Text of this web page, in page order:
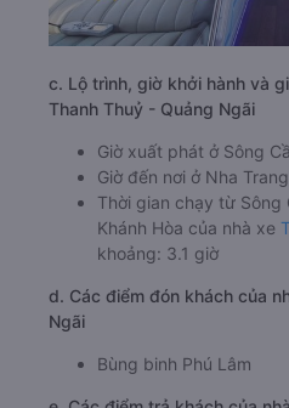
c. Lộ trình, giờ khởi hành và
Thanh Thuỷ - Quảng Ngãi
Giờ xuất phát ở Sông
Giờ đến nơi ở Nha
Thời gian chạy từ Sông
Khánh Hòa của nhà xe
khoảng: 3.1 giờ
d. Các điểm đón khách của
Ngãi
Bùng binh Phú Lâm